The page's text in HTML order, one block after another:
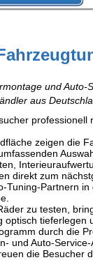
und
aus
zeigen die
direkt zum
Tuning-Partnern
zu testen,
optisch tieferlegen
durch die
und Auto-
die Besucher